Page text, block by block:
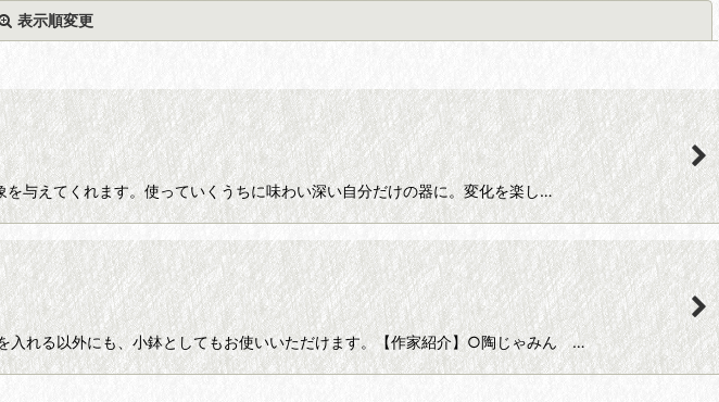
表示順変更
む
与えてくれます。使っていくうちに味わい深い自分だけの器に。変化を楽し…
れる以外にも、小鉢としてもお使いいただけます。【作家紹介】○陶じゃみん …